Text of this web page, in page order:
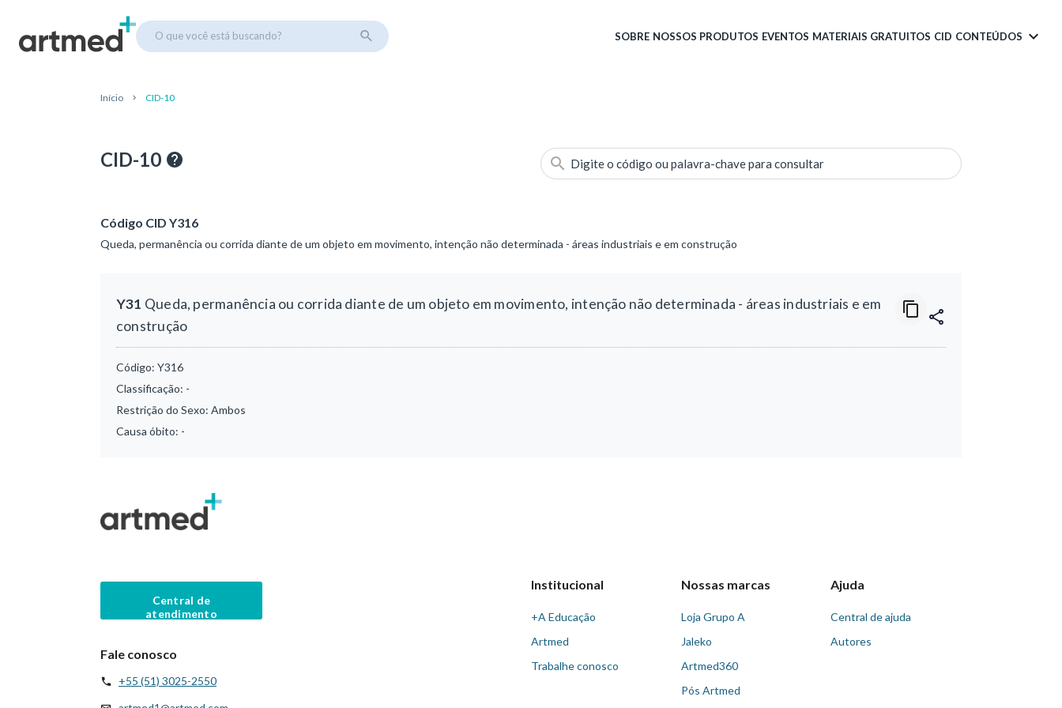
O que você está buscando? SOBRE NOSSOS PRODUTOS EVENTOS MATERIAIS GRATUITOS CID CONTEÚDOS
Início CID-10
CID-10 Digite o código ou palavra-chave para consultar
Código CID Y316
Queda, permanência ou corrida diante de um objeto em movimento, intenção não determinada - áreas industriais e em construção
Y31 Queda, permanência ou corrida diante de um objeto em movimento, intenção não determinada - áreas industriais e em
construção
Código: Y316
Classificação: -
Restrição do Sexo: Ambos
Causa óbito: -
Central de
atendimento
Fale conosco
+55 (51) 3025-2550
Institucional
+A Educação
Artmed
Trabalhe conosco
Nossas marcas
Loja Grupo A
Jaleko
Artmed360
Pós Artmed
Ajuda
Central de ajuda
Autores